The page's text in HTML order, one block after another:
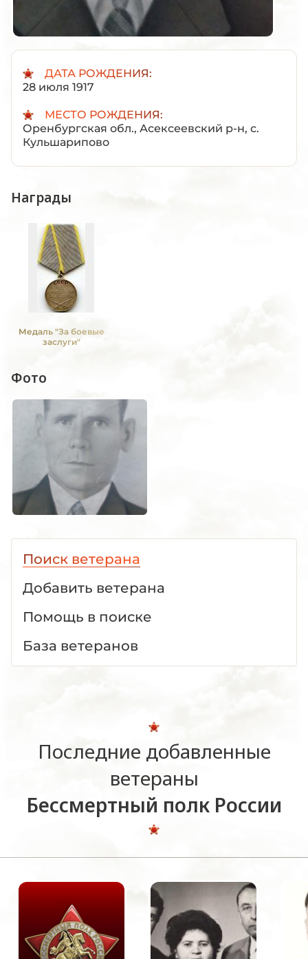
ДАТА РОЖДЕНИЯ:
28 июля 1917
МЕСТО РОЖДЕНИЯ:
Оренбургская обл., Асексеевский р-н, с.
Кульшарипово
Награды
Медаль "За боевые
заслуги"
Фото
Поиск ветерана
Добавить ветерана
Помощь в поиске
База ветеранов
Последние добавленные
ветераны
Бессмертный полк России